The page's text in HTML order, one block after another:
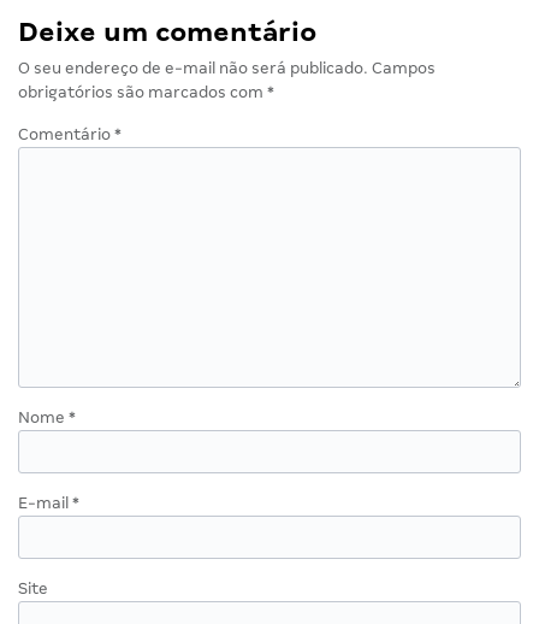
Deixe um comentário
O seu endereço de e-mail não será publicado. Campos
obrigatórios são marcados com *
Comentário *
Nome *
E-mail *
Site